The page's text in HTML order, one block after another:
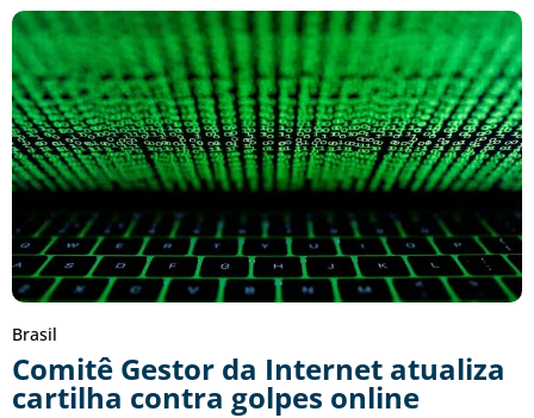
Brasil
Comitê Gestor da Internet atualiza
cartilha contra golpes online